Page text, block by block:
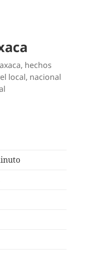
hechos
local, nacional